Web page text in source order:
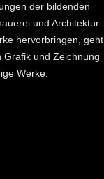
der bildenden
und Architektur
hervorbringen, geht
Grafik und Zeichnung
Werke.